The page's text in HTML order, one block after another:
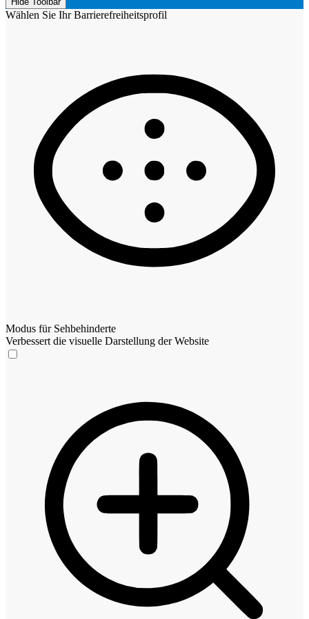
Wählen Sie Ihr Barrierefreiheitsprofil
Modus für Sehbehinderte
Verbessert die visuelle Darstellung der Website